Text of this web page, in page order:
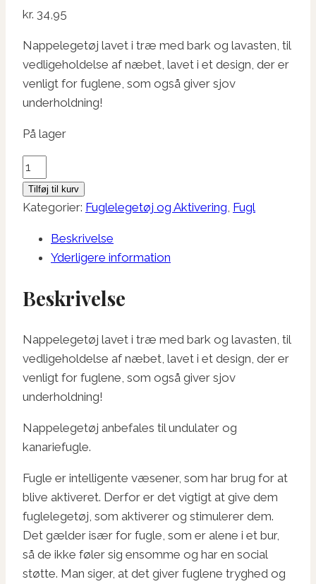
kr. 34,95
Nappelegetøj lavet i træ med bark og lavasten, til
vedligeholdelse af næbet, lavet i et design, der er
venligt for fuglene, som også giver sjov
underholdning!
På lager
Nappelegetøj
antal
Tilføj til kurv
Kategorier: Fuglelegetøj og Aktivering, Fugl
Beskrivelse
Yderligere information
Beskrivelse
Nappelegetøj lavet i træ med bark og lavasten, til
vedligeholdelse af næbet, lavet i et design, der er
venligt for fuglene, som også giver sjov
underholdning!
Nappelegetøj anbefales til undulater og
kanariefugle.
Fugle er intelligente væsener, som har brug for at
blive aktiveret. Derfor er det vigtigt at give dem
fuglelegetøj, som aktiverer og stimulerer dem.
Det gælder især for fugle, som er alene i et bur,
så de ikke føler sig ensomme og har en social
støtte. Man siger, at det giver fuglene tryghed og